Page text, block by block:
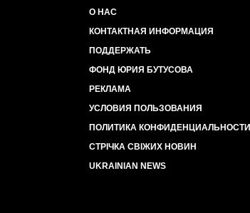
О НАС
КОНТАКТНАЯ ИНФОРМАЦИЯ
ПОДДЕРЖАТЬ
ФОНД ЮРИЯ БУТУСОВА
РЕКЛАМА
УСЛОВИЯ ПОЛЬЗОВАНИЯ
ПОЛИТИКА КОНФИДЕНЦИАЛЬНОСТИ
СТРІЧКА СВІЖИХ НОВИН
UKRAINIAN NEWS